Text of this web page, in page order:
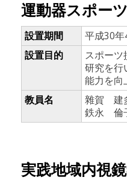
運動器スポー
設置期間
平成30
設置目的
スポーツ
研究を行
能力を向
教員名
雜賀 建
鉄永 倫
実践地域内視